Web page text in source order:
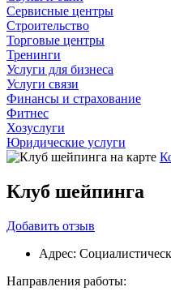
Сервисные центры
Строительство
Торговые центры
Тренинги
Услуги для бизнеса
Услуги связи
Финансы и страхование
Фитнес
Хозуслуги
Юридические услуги
Клуб шейпинга
Добавить отзыв
Адрес:
Направления работы: